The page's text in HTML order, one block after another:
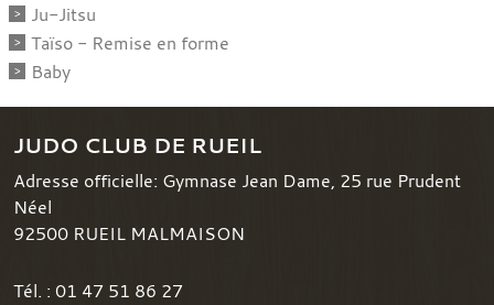
Ju-Jitsu
Taïso - Remise en forme
Baby
JUDO CLUB DE RUEIL
Adresse officielle: Gymnase Jean Dame, 25 rue Prudent
Néel
92500 RUEIL MALMAISON
Tél. : 01 47 51 86 27